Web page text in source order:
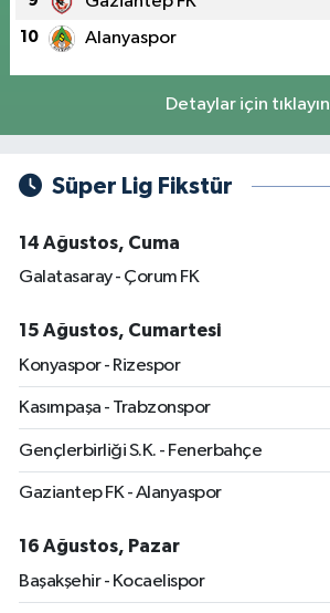
10 Alanyaspor
Detaylar için tıklayın
Süper Lig Fikstür
14 Ağustos, Cuma
Galatasaray - Çorum FK
15 Ağustos, Cumartesi
Konyaspor - Rizespor
Kasımpaşa - Trabzonspor
Gençlerbirliği S.K. - Fenerbahçe
Gaziantep FK - Alanyaspor
16 Ağustos, Pazar
Başakşehir - Kocaelispor